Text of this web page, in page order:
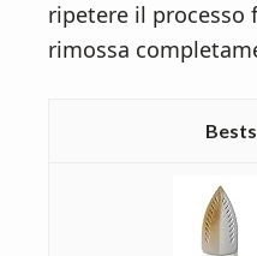
ripetere il processo
rimossa